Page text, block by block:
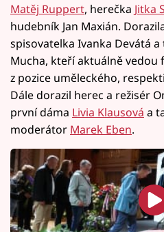
Matěj Ruppert, herečka Jitka
hudebník Jan Maxián.
spisovatelka Ivanka Devátá
Mucha, kteří aktuálně vedou
z pozice uměleckého,
Dále dorazil herec a režisér
první dáma Livia Klausová a
moderátor Marek Eben.